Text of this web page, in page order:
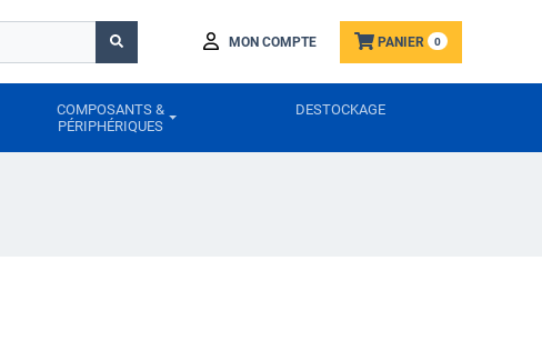
MON COMPTE PANIER 0
COMPOSANTS &
PÉRIPHÉRIQUES
DESTOCKAGE